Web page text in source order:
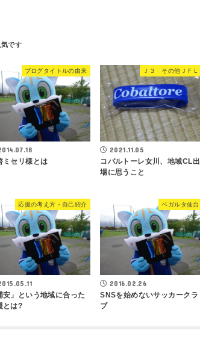
ブログタイトルの由来
ミセリ様とは
Ｊ３ その他ＪＦＬ
2021.11.05
コバルトーレ女川、地域CL出
場に思うこと
応援の考え方・自己紹介
安」という地域に合った
とは?
ベガルタ仙台
2016.02.26
SNSを始めないサッカークラ
ブ